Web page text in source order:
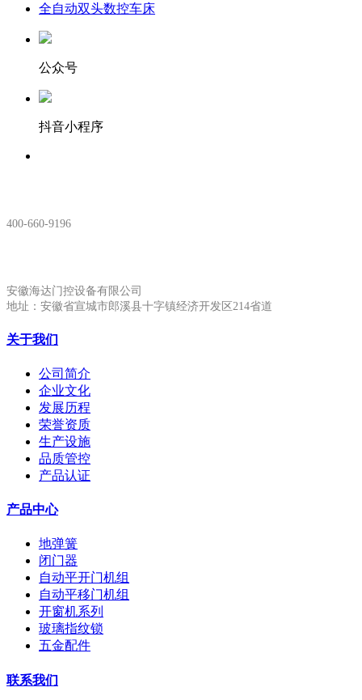
全自动双头数控车床
公众号
抖音小程序
400-660-9196
安徽海达门控设备有限公司
地址：安徽省宣城市郎溪县十字镇经济开发区214省道
关于我们
公司简介
企业文化
发展历程
荣誉资质
生产设施
品质管控
产品认证
产品中心
地弹簧
闭门器
自动平开门机组
自动平移门机组
开窗机系列
玻璃指纹锁
五金配件
联系我们